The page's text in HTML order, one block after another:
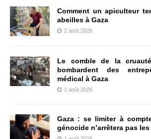
Comment un apiculteur
abeilles à Gaza
2 août 2026
Le comble de la
bombardent des
médical à Gaza
1 août 2026
Gaza : se limiter à
génocide n’arrêtera pas